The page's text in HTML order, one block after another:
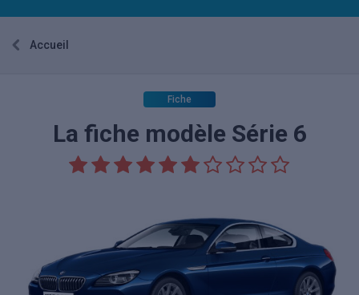
Accueil
Fiche
La fiche modèle Série 6